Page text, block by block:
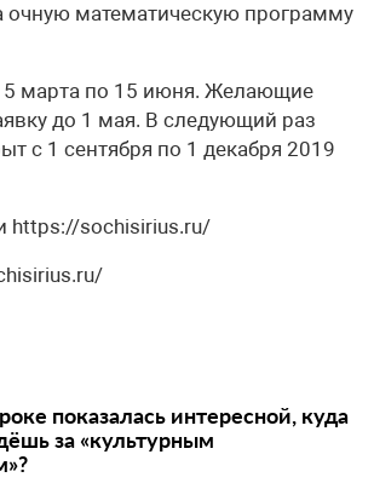
очную математическую программу
марта по 15 июня. Желающие
до 1 мая. В следующий раз
с 1 сентября по 1 декабря 2019
https://sochisirius.ru/
показалась интересной, куда
за «культурным